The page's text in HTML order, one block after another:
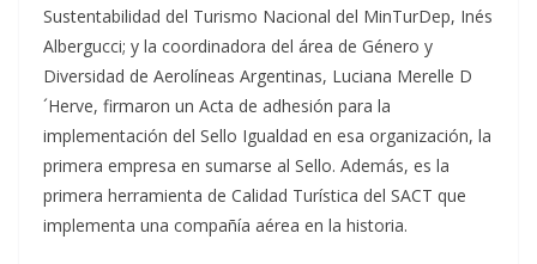
Sustentabilidad del Turismo Nacional del MinTurDep, Inés
Albergucci; y la coordinadora del área de Género y
Diversidad de Aerolíneas Argentinas, Luciana Merelle D
´Herve, firmaron un Acta de adhesión para la
implementación del Sello Igualdad en esa organización, la
primera empresa en sumarse al Sello. Además, es la
primera herramienta de Calidad Turística del SACT que
implementa una compañía aérea en la historia.